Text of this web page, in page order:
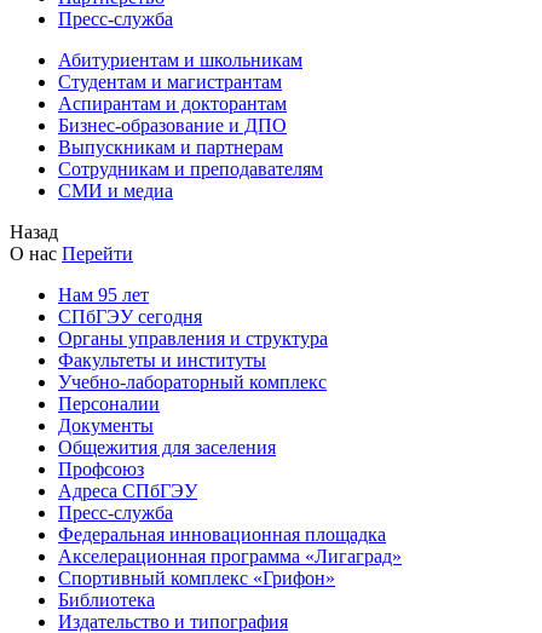
Пресс-служба
Абитуриентам и школьникам
Студентам и магистрантам
Аспирантам и докторантам
Бизнес-образование и ДПО
Выпускникам и партнерам
Сотрудникам и преподавателям
СМИ и медиа
Назад
О нас Перейти
Нам 95 лет
СПбГЭУ сегодня
Органы управления и структура
Факультеты и институты
Учебно-лабораторный комплекс
Персоналии
Документы
Общежития для заселения
Профсоюз
Адреса СПбГЭУ
Пресс-служба
Федеральная инновационная площадка
Акселерационная программа «Лигаград»­­
Спортивный комплекс «Грифон»
Библиотека
Издательство и типография